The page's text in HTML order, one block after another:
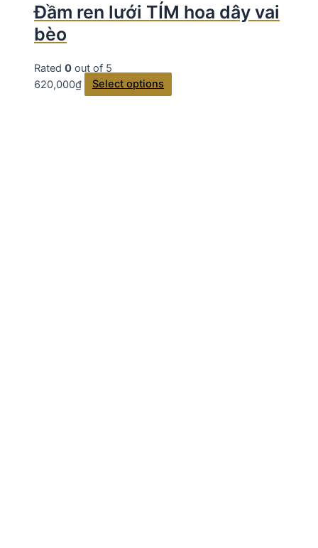
Đầm ren lưới TÍM hoa dây vai
bèo
Rated 0 out of 5
620,000₫ Select options